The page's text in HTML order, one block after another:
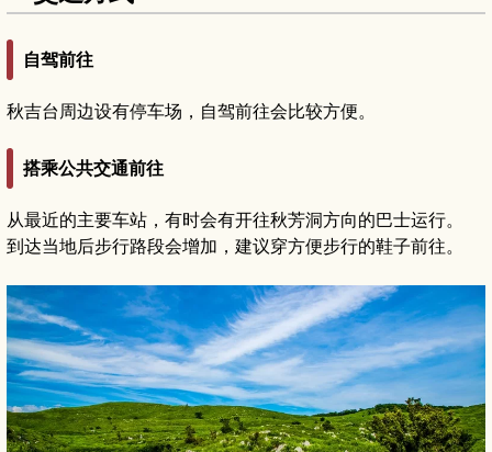
自驾前往
秋吉台周边设有停车场，自驾前往会比较方便。
搭乘公共交通前往
从最近的主要车站，有时会有开往秋芳洞方向的巴士运行。
到达当地后步行路段会增加，建议穿方便步行的鞋子前往。